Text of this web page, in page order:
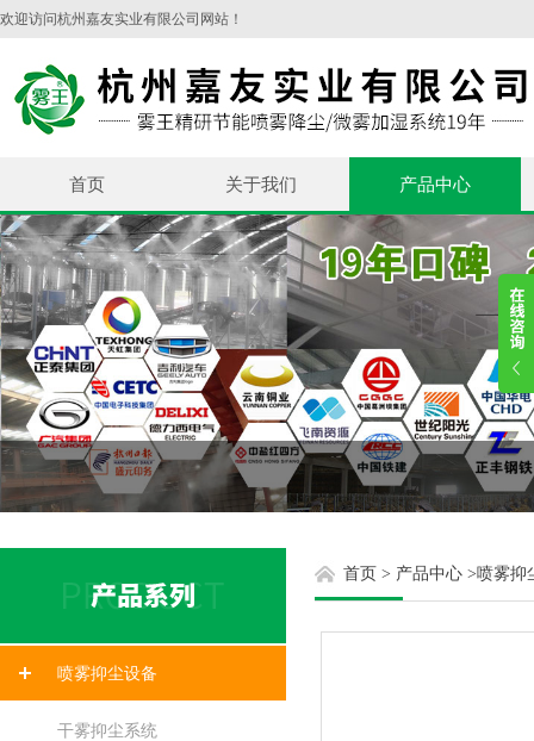
欢迎访问杭州嘉友实业有限公司网站！
首页 关于我们 产品中心
喷雾抑尘设备
干雾抑尘系统
首页 > 产品中心 >喷雾抑